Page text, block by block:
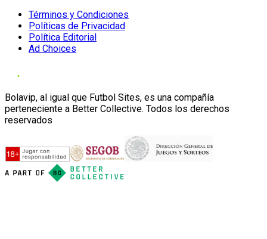
Términos y Condiciones
Políticas de Privacidad
Política Editorial
Ad Choices
Bolavip, al igual que Futbol Sites, es una compañía
perteneciente a Better Collective. Todos los derechos
reservados